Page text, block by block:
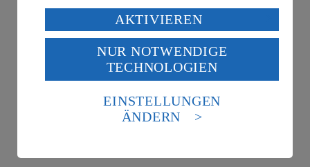
Verarbeitung deiner personenbezogenen Daten in den
USA durch Facebook und YouTube:
Wenn du auf „Aktivieren“ klickst, willigst du im Sinne
des Art. 49 Abs. 1 Satz 1 lit. a) DSGVO ein, dass deine
Daten in den USA verarbeitet werden. Der EuGH sieht
die USA als Land mit einem nach europäischen
Standards nicht angemessenen Datenschutzniveau an.
Es besteht das Risiko eines Zugriffs durch US-
Informationen zum Herausgeber der Seite findest du
AKTIVIEREN
NUR NOTWENDIGE
TECHNOLOGIEN
EINSTELLUNGEN
ÄNDERN